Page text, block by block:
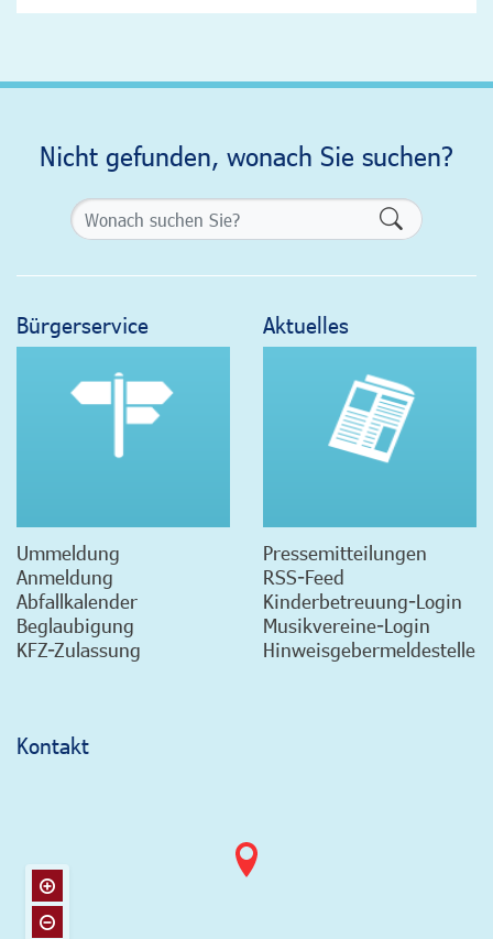
Nicht gefunden, wonach Sie suchen?
Bürgerservice
Ummeldung
Anmeldung
Abfallkalender
Beglaubigung
KFZ-Zulassung
Aktuelles
Pressemitteilungen
RSS-Feed
Kinderbetreuung-Login
Musikvereine-Login
Hinweisgebermeldestelle
Kontakt